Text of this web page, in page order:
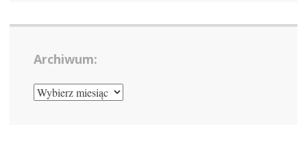
Archiwum:
ARCHIWUM: